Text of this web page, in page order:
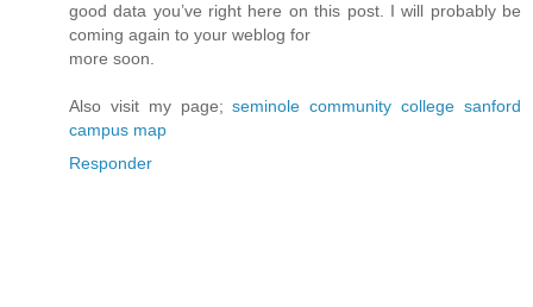
good data you’ve right here on this post. I will probably be
coming again to your weblog for
more soon.
Also visit my page;seminole community college sanford
campus map
Responder